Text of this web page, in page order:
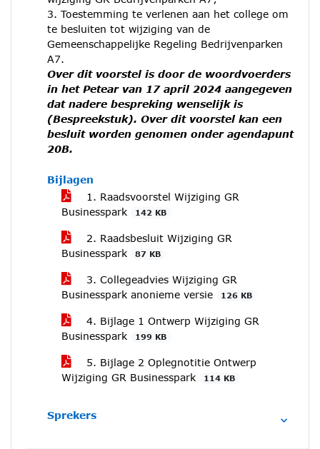
3. Toestemming te verlenen aan het college om
te besluiten tot wijziging van de
Gemeenschappelijke Regeling Bedrijvenparken
A7.
Over dit voorstel is door de woordvoerders
in het Petear van 17 april 2024 aangegeven
dat nadere bespreking wenselijk is
(Bespreekstuk). Over dit voorstel kan een
besluit worden genomen onder agendapunt
20B.
Bijlagen
1. Raadsvoorstel Wijziging GR
Businesspark
142 KB
2. Raadsbesluit Wijziging GR
Businesspark
87 KB
3. Collegeadvies Wijziging GR
Businesspark anonieme versie
126 KB
4. Bijlage 1 Ontwerp Wijziging GR
Businesspark
199 KB
5. Bijlage 2 Oplegnotitie Ontwerp
Wijziging GR Businesspark
114 KB
Sprekers